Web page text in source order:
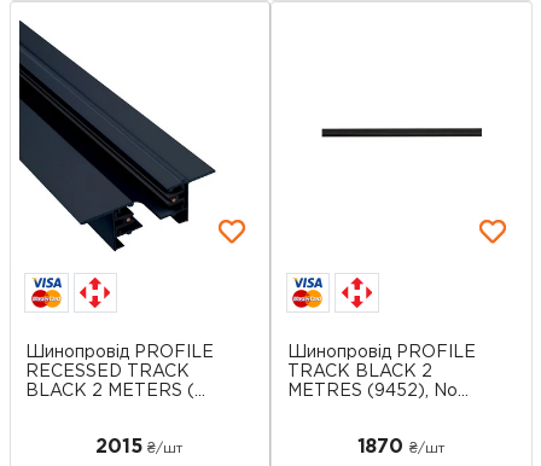
Шинопровід PROFILE
RECESSED TRACK
BLACK 2 METERS (...
2015 ₴/шт
Шинопровід PROFILE
TRACK BLACK 2
METRES (9452), No...
1870 ₴/шт